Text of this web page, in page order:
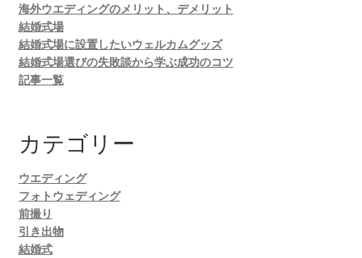
海外ウエディングのメリット、デメリット
結婚式場
結婚式場に設置したいウェルカムグッズ
結婚式場選びの失敗談から学ぶ成功のコツ
記事一覧
カテゴリー
ウエディング
フォトウェディング
前撮り
引き出物
結婚式